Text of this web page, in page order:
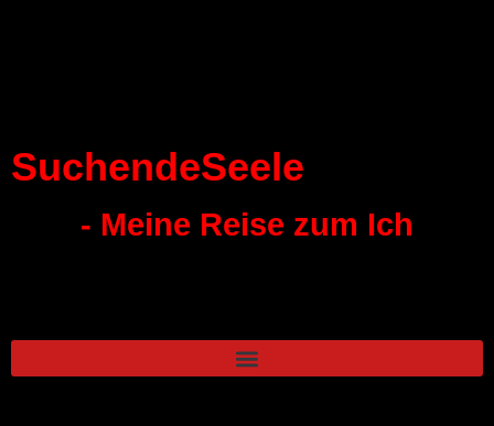
SuchendeSeele
- Meine Reise zum Ich